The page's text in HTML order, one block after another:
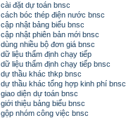
cài đặt dự toán bnsc
cách bóc thép điện nước bnsc
cập nhật bảng biểu bnsc
cập nhật phiên bản mới bnsc
dùng nhiều bộ đơn giá bnsc
dữ liệu thẩm định chạy tiếp
dữ liệu thẩm định chạy tiếp bnsc
dự thầu khác thkp bnsc
dự thầu khác tổng hợp kinh phí bnsc
giao diện dự toán bnsc
giới thiệu bảng biểu bnsc
gộp nhóm công việc bnsc